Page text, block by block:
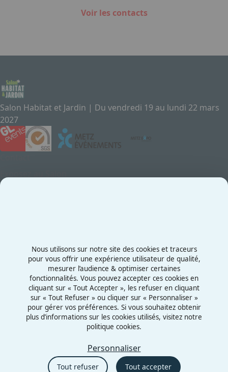
Voir les contacts
Salon Habitat et Jardin | Du vendredi 19 au lundi 22 mars
2027
Rue de la Grange aux Bois
57070 - Metz
France
Politiques de confidentialité
Nous utilisons sur notre site des cookies et traceurs
pour vous offrir une expérience utilisateur de qualité,
mesurer l’audience & optimiser certaines
fonctionnalités. Vous pouvez accepter ces cookies en
cliquant sur « Tout Accepter », les refuser en cliquant
sur « Tout Refuser » ou cliquer sur « Personnaliser »
pour gérer vos préférences. Si vous souhaitez obtenir
plus d’informations sur les cookies utilisés, visitez notre
politique cookies.
Tout accepter
Tout refuser
Personnaliser